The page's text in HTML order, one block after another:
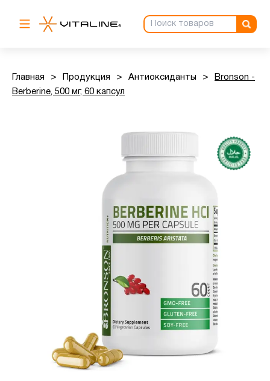
Главная > Продукция > Антиоксиданты >
Bronson -
Berberine, 500 мг, 60 капсул